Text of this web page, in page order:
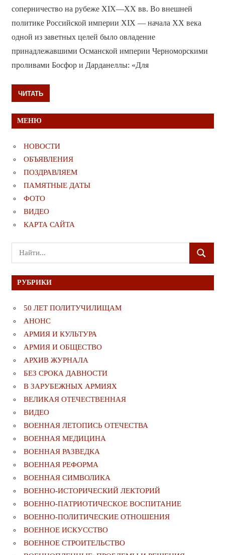
соперничество на рубеже XIX—ХХ вв. Во внешней
политике Российской империи XIX — начала XX века
одной из заветных целей было овладение
принадлежавшими Османской империи Черноморскими
проливами Босфор и Дарданеллы: «Для
ЧИТАТЬ
МЕНЮ
НОВОСТИ
ОБЪЯВЛЕНИЯ
ПОЗДРАВЛЯЕМ
ПАМЯТНЫЕ ДАТЫ
ФОТО
ВИДЕО
КАРТА САЙТА
Поиск
для:
ПОИСК
РУБРИКИ
50 ЛЕТ ПОЛИТУЧИЛИЩАМ
АНОНС
АРМИЯ И КУЛЬТУРА
АРМИЯ И ОБЩЕСТВО
АРХИВ ЖУРНАЛА
БЕЗ СРОКА ДАВНОСТИ
В ЗАРУБЕЖНЫХ АРМИЯХ
ВЕЛИКАЯ ОТЕЧЕСТВЕННАЯ
ВИДЕО
ВОЕННАЯ ЛЕТОПИСЬ ОТЕЧЕСТВА
ВОЕННАЯ МЕДИЦИНА
ВОЕННАЯ РАЗВЕДКА
ВОЕННАЯ РЕФОРМА
ВОЕННАЯ СИМВОЛИКА
ВОЕННО-ИСТОРИЧЕСКИЙ ЛЕКТОРИЙ
ВОЕННО-ПАТРИОТИЧЕСКОЕ ВОСПИТАНИЕ
ВОЕННО-ПОЛИТИЧЕСКИE ОТНОШЕНИЯ
ВОЕННОЕ ИСКУССТВО
ВОЕННОЕ СТРОИТЕЛЬСТВО